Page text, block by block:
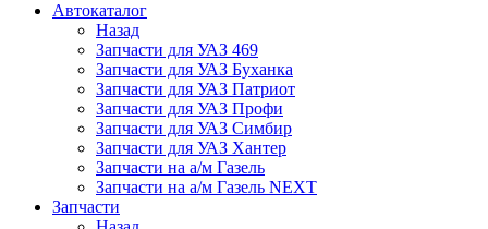
Автокаталог
Назад
Запчасти для УАЗ 469
Запчасти для УАЗ Буханка
Запчасти для УАЗ Патриот
Запчасти для УАЗ Профи
Запчасти для УАЗ Симбир
Запчасти для УАЗ Хантер
Запчасти на а/м Газель
Запчасти на а/м Газель NEXT
Запчасти